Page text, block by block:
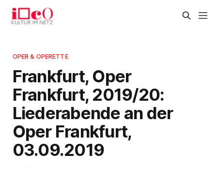
OPER & OPERETTE
Frankfurt, Oper
Frankfurt, 2019/20:
Liederabende an der
Oper Frankfurt,
03.09.2019